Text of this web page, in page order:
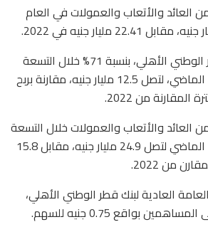
العائد والأتعاب والعمولات في العام
وارتفعت أرباح بنك قطر الوطني الأهلي، بنسبة 71% خلال التسعة
أشهر الأولى من العام الماضي، لتصل 12.5 مليار جنيه، مقارنة بربح
العائد والأتعاب والعمولات خلال التسعة
أشهر الأولى من العام الماضي لتصل 24.9 مليار جنيه، مقابل 15.8
من 2022.
العادية لبنك قطر الوطني الأهلي،
بواقع 0.75 جنيه للسهم.